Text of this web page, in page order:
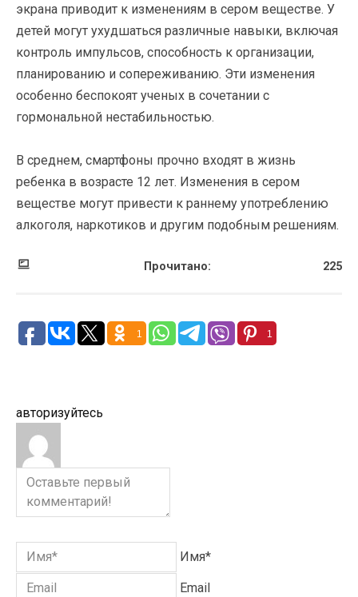
экрана приводит к изменениям в сером веществе. У
детей могут ухудшаться различные навыки, включая
контроль импульсов, способность к организации,
планированию и сопереживанию. Эти изменения
особенно беспокоят ученых в сочетании с
гормональной нестабильностью.
В среднем, смартфоны прочно входят в жизнь
ребенка в возрасте 12 лет. Изменения в сером
веществе могут привести к раннему употреблению
алкоголя, наркотиков и другим подобным решениям.
Прочитано: 225
1 1
авторизуйтесь
Имя*
Email